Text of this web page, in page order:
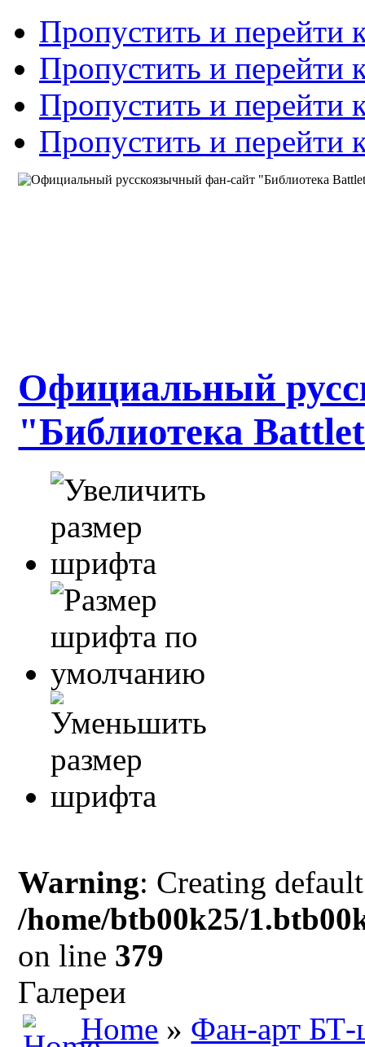
Пропустить и перейти
Пропустить и перейти
Пропустить и перейти
Пропустить и перейти
Официальный
"Библиотека
Warning: Creating
/home/btb00k25/
on line 379
Галереи
Home » Фан-арт БТ-